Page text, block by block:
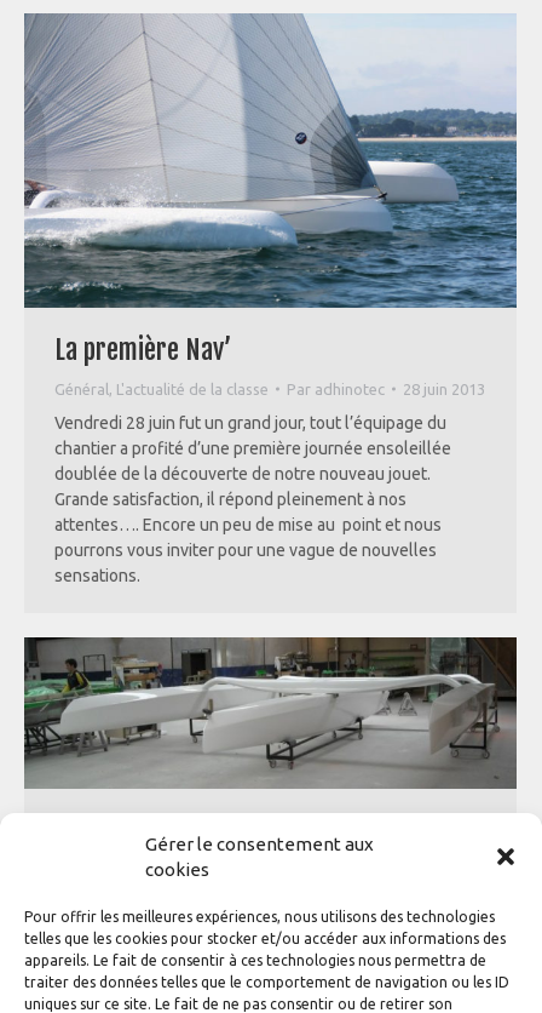
Gérer le consentement aux
cookies
Pour offrir les meilleures expériences, nous utilisons des technologies
telles que les cookies pour stocker et/ou accéder aux informations des
appareils. Le fait de consentir à ces technologies nous permettra de
traiter des données telles que le comportement de navigation ou les ID
uniques sur ce site. Le fait de ne pas consentir ou de retirer son
La première Nav’
Général , L'actualité de la classe Par adhinotec 28 juin 2013
Vendredi 28 juin fut un grand jour, tout l’équipage du
chantier a profité d’une première journée ensoleillée
doublée de la découverte de notre nouveau jouet.
Grande satisfaction, il répond pleinement à nos
attentes…. Encore un peu de mise au point et nous
pourrons vous inviter pour une vague de nouvelles
sensations.
Premier Cap
L'actualité de la classe
Bientôt 2 ans de travail, beaucoup de réflexion, de
nombreuses questions et leurs réponses, nous allons
bientôt rencontrer notre 1ére grande satisfaction…..
Nous venons de virer et enfin notre dernier bord de près
devrait nous mener aux 1ères navigations.